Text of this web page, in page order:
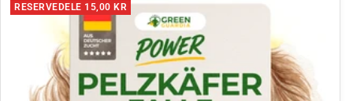
RESERVEDELE 15,00 KR